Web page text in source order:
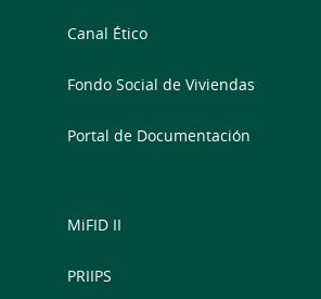
Canal Ético
Fondo Social de Viviendas
Portal de Documentación
MiFID II
PRIIPS